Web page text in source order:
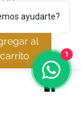
al
carrito
ayudarte?
1